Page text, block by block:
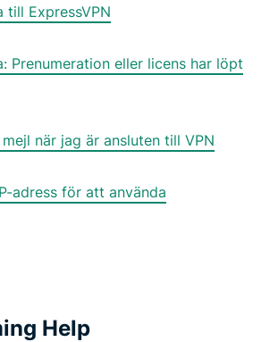
till ExpressVPN
Prenumeration eller licens har löpt
när jag är ansluten till VPN
adress för att använda
Help